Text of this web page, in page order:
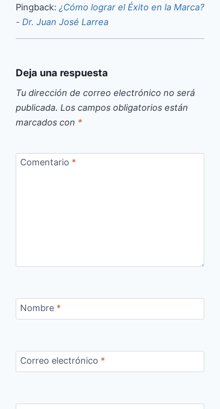
Pingback: ¿Cómo lograr el Éxito en la Marca?
- Dr. Juan José Larrea
Deja una respuesta
Tu dirección de correo electrónico no será
publicada. Los campos obligatorios están
marcados con *
Comentario *
Nombre *
Correo electrónico *